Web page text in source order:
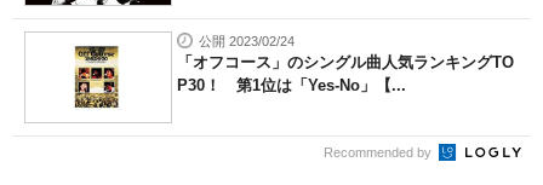
公開 2023/02/24
「オフコース」のシングル曲人気ランキングTO
P30！ 第1位は「Yes-No」【...
Recommended by